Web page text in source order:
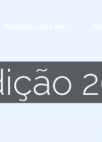
PUBLICAÇÕES APF